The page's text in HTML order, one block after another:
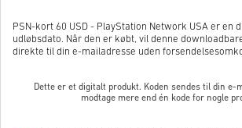
PSN-kort 60 USD - PlayStation Network USA er en
udløbsdato. Når den er købt, vil denne
direkte til din e-mailadresse uden
Dette er et digitalt produkt. Koden sendes til din e-
modtage mere end én kode for nogle